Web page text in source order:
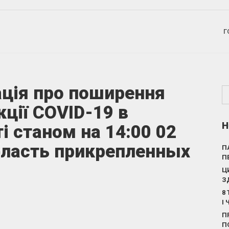
про поширення
COVID-19 в
станом на 14:00 02
прикрепленных
8
І